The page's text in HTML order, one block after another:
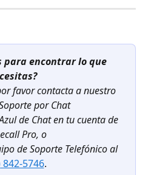
para encontrar lo que
favor contacta a nuestro
por Chat
de Chat en tu cuenta de
Pro, o
de Soporte Telefónico al
842-5746.